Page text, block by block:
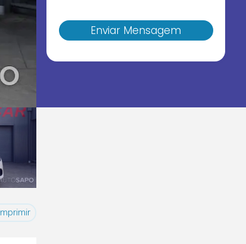
Enviar Mensagem